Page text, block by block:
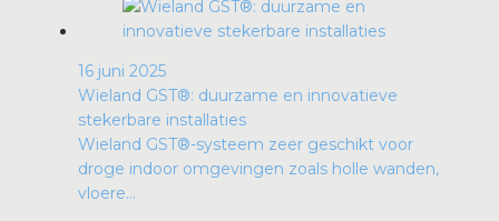
16 juni 2025
Wieland GST®: duurzame en innovatieve
stekerbare installaties
Wieland GST®-systeem zeer geschikt voor
droge indoor omgevingen zoals holle wanden,
vloere...